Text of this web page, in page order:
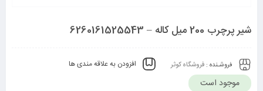
شیر پرچرب 200 میل کاله – 6260161525543
فروشـنده : فروشگاه کوثر افزودن به علاقه مندی ها
موجود است